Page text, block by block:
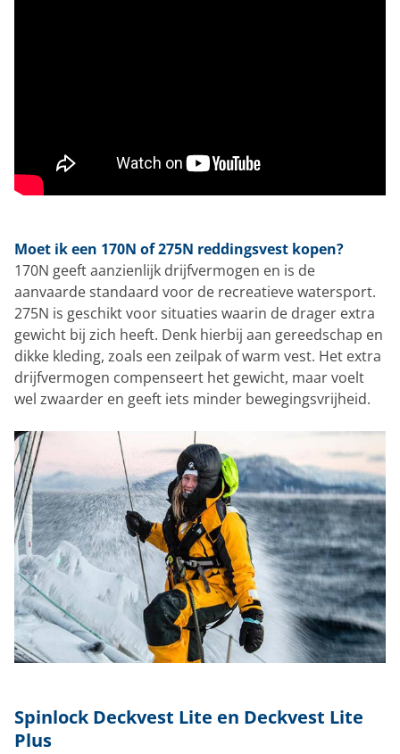
Moet ik een 170N of 275N reddingsvest kopen?
170N geeft aanzienlijk drijfvermogen en is de
aanvaarde standaard voor de recreatieve watersport.
275N is geschikt voor situaties waarin de drager extra
gewicht bij zich heeft. Denk hierbij aan gereedschap en
dikke kleding, zoals een zeilpak of warm vest. Het extra
drijfvermogen compenseert het gewicht, maar voelt
wel zwaarder en geeft iets minder bewegingsvrijheid.
Spinlock Deckvest Lite en Deckvest Lite
Plus